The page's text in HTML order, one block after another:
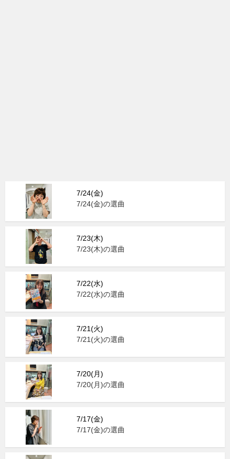
7/24(金)
7/24(金)の選曲
7/23(木)
7/23(木)の選曲
7/22(水)
7/22(水)の選曲
7/21(火)
7/21(火)の選曲
7/20(月)
7/20(月)の選曲
7/17(金)
7/17(金)の選曲